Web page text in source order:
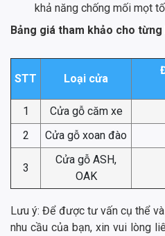
khả năng chống mối mọt
Bảng giá tham khảo cho từng
STT Loại cửa
1
Cửa gỗ căm xe
2
Cửa gỗ xoan đào
3
Cửa gỗ ASH,
OAK
Lưu ý: Để được tư vấn cụ thể
nhu cầu của bạn, xin vui lòng